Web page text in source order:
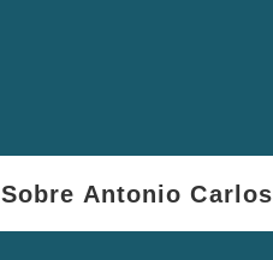
Sobre Antonio Carlos